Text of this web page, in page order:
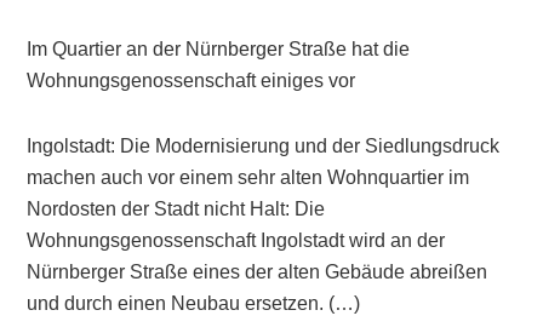
Im Quartier an der Nürnberger Straße hat die
Wohnungsgenossenschaft einiges vor
Ingolstadt: Die Modernisierung und der Siedlungsdruck
machen auch vor einem sehr alten Wohnquartier im
Nordosten der Stadt nicht Halt: Die
Wohnungsgenossenschaft Ingolstadt wird an der
Nürnberger Straße eines der alten Gebäude abreißen
und durch einen Neubau ersetzen. (…)